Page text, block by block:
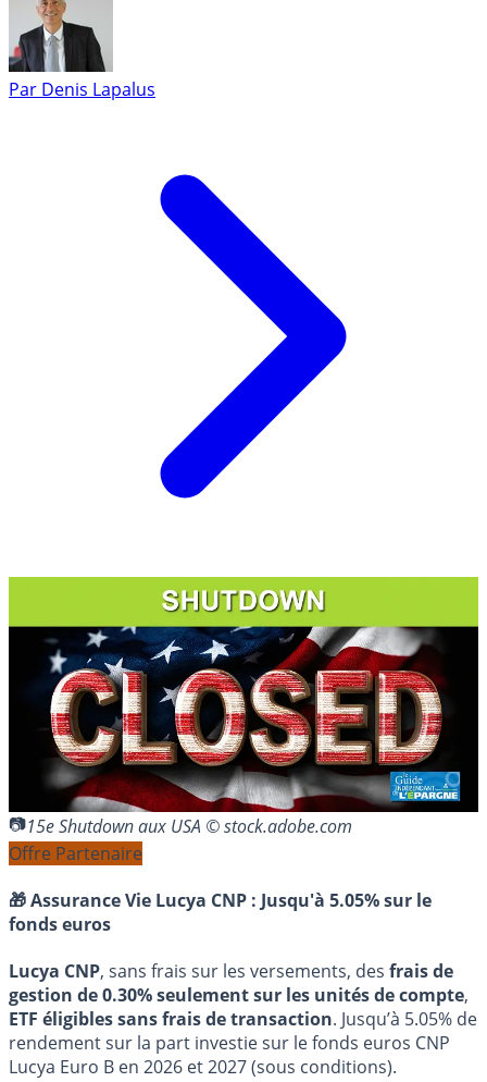
Par Denis Lapalus
15e Shutdown aux USA © stock.adobe.com
Offre Partenaire
🎁 Assurance Vie Lucya CNP : Jusqu'à 5.05% sur le
fonds euros
Lucya CNP, sans frais sur les versements, des frais de
gestion de 0.30% seulement sur les unités de compte,
ETF éligibles sans frais de transaction. Jusqu’à 5.05% de
rendement sur la part investie sur le fonds euros CNP
Lucya Euro B en 2026 et 2027 (sous conditions).